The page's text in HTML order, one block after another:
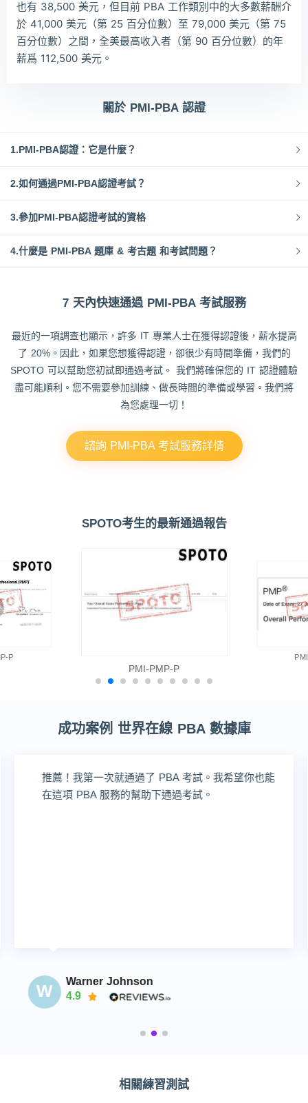
也有 38,500 美元，但目前 PBA 工作類別中的大多數薪酬介
於 41,000 美元（第 25 百分位數）至 79,000 美元（第 75
百分位數）之間，全美最高收入者（第 90 百分位數）的年
薪爲 112,500 美元。
關於 PMI-PBA 認證
1.PMI-PBA認證：它是什麼？
2.如何通過PMI-PBA認證考試？
3.參加PMI-PBA認證考試的資格
4.什麼是 PMI-PBA 題庫 & 考古題 和考試問題？
7 天內快速通過 PMI-PBA 考試服務
最近的一項調查也顯示，許多 IT 專業人士在獲得認證後，薪水提高
了 20%。因此，如果您想獲得認證，卻很少有時間準備，我們的
SPOTO 可以幫助您初試即通過考試。 我們將確保您的 IT 認證體驗
盡可能順利。您不需要參加訓練、做長時間的準備或學習。我們將
為您處理一切！
諮詢 PMI-PBA 考試服務詳情
SPOTO考生的最新通過報告
P
PMI-PMP-P
成功案例 世界在線 PBA 數據庫
推薦！我第一次就通過了 PBA 考試。我希望你也能
在這項 PBA 服務的幫助下通過考試。
W
Warner Johnson
4.9
相關練習測試